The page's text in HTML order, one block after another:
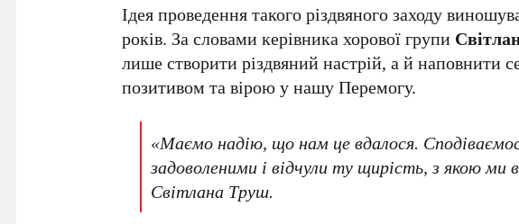
Ідея проведення такого різдвяного заходу
років. За словами керівника хорової групи
лише створити різдвяний настрій, а й наповнити
позитивом та вірою у нашу Перемогу.
«Маємо надію, що нам це вдалося.
задоволеними і відчули ту щирість, з якою ми
Світлана Труш.